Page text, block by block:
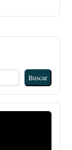
Buscar